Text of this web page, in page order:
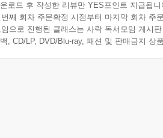
로드 후 작성한 리뷰만 YES포인트 지급됩니
째 회차 주문확정 시점부터 마지막 회차 주
으로 진행된 클래스는 사락 독서모임 게시
, CD/LP, DVD/Blu-ray, 패션 및 판매금지 상